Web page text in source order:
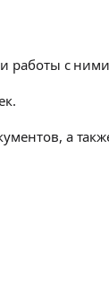
работы с
а